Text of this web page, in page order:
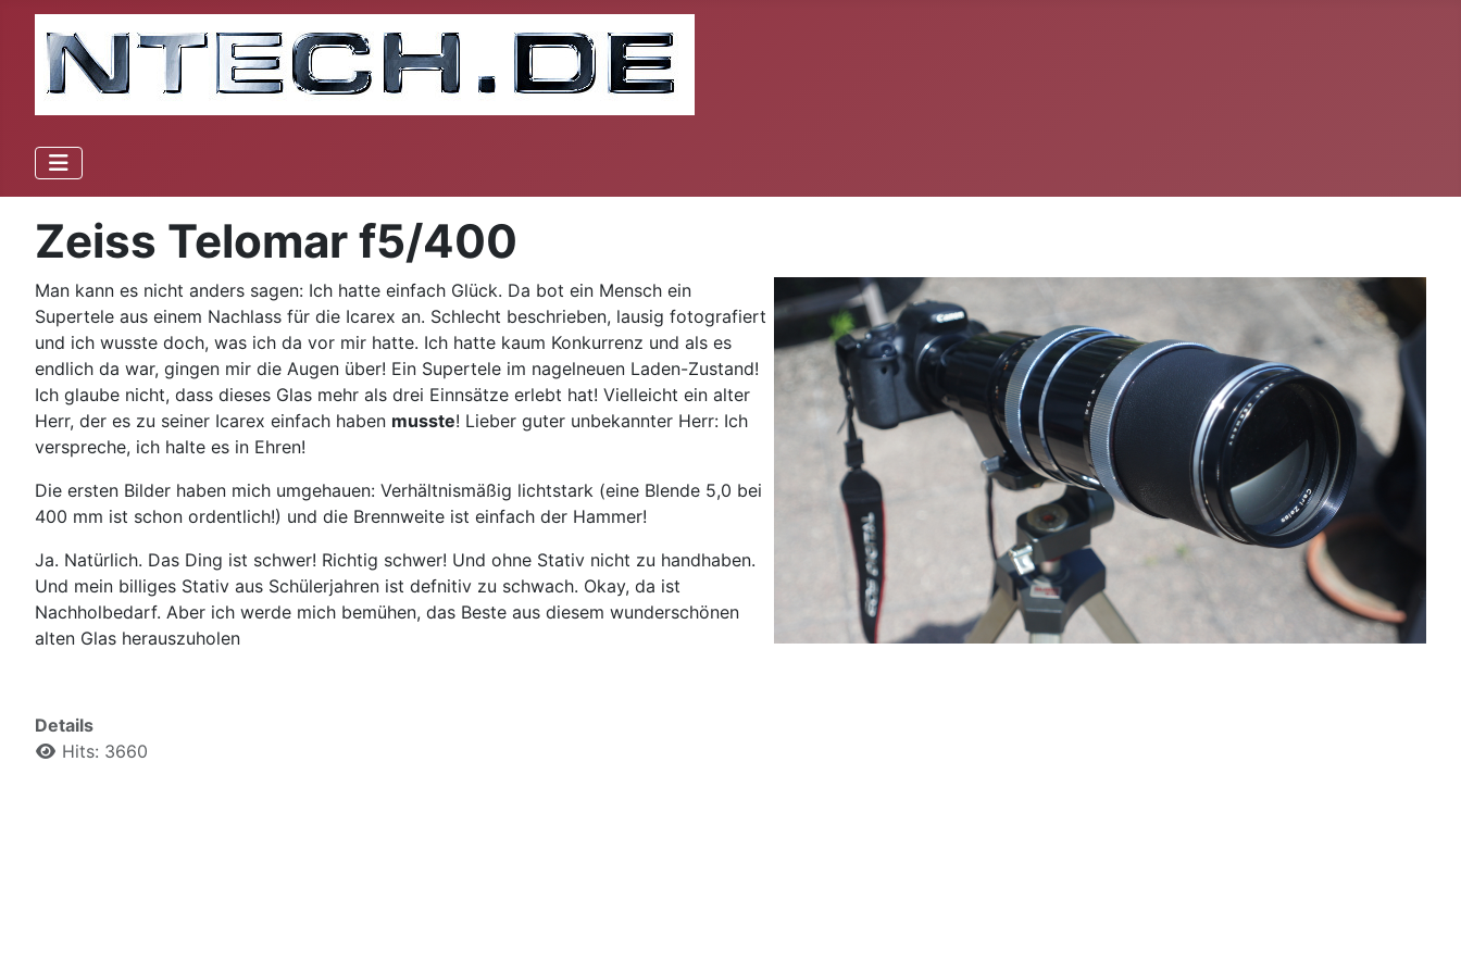
Zeiss Telomar f5/400
Man kann es nicht anders sagen: Ich hatte einfach Glück. Da bot ein Mensch ein
Supertele aus einem Nachlass für die Icarex an. Schlecht beschrieben, lausig fotografiert
und ich wusste doch, was ich da vor mir hatte. Ich hatte kaum Konkurrenz und als es
endlich da war, gingen mir die Augen über! Ein Supertele im nagelneuen Laden-Zustand!
Ich glaube nicht, dass dieses Glas mehr als drei Einnsätze erlebt hat! Vielleicht ein alter
Herr, der es zu seiner Icarex einfach haben musste! Lieber guter unbekannter Herr: Ich
verspreche, ich halte es in Ehren!
Die ersten Bilder haben mich umgehauen: Verhältnismäßig lichtstark (eine Blende 5,0 bei
400 mm ist schon ordentlich!) und die Brennweite ist einfach der Hammer!
Ja. Natürlich. Das Ding ist schwer! Richtig schwer! Und ohne Stativ nicht zu handhaben.
Und mein billiges Stativ aus Schülerjahren ist defnitiv zu schwach. Okay, da ist
Nachholbedarf. Aber ich werde mich bemühen, das Beste aus diesem wunderschönen
alten Glas herauszuholen
Details
Hits: 3660